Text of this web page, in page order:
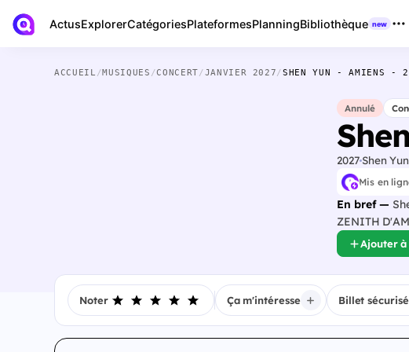
ActusExplorerCatégoriesPlateformesPlanningBibliothèque new
ACCUEIL /MUSIQUES /CONCERT/JANVIER 2027/SHEN YUN - AMIENS -
Annulé
2027Shen Yun
Mis en
En bref —
ZENITH
Ajouter
Noter Ça m'intéresse Billet sécurisé